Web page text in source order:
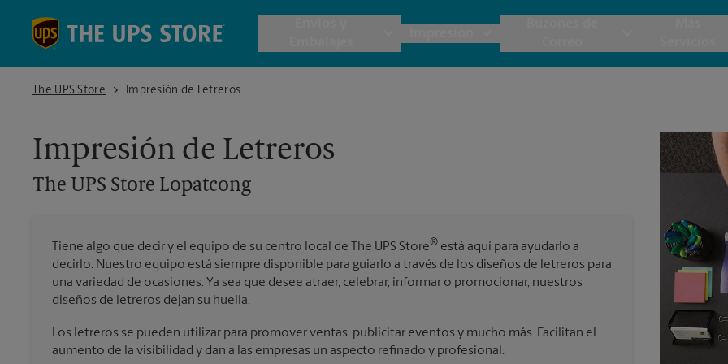
Cajas de Embalaje y Envío
Envío Internacional
Cajas y Suministros de Mudanza
Garantía de Embalaje y Envío
Todos los Servicios de Envío y Embalaje
Tarjetas Postales
Tarjetas Comerciales
Todos los Servicios de Impresión
Fotos
The UPS Store
The UPS Store LopatcongImpresión de Letreros
Impresión de Letreros
The UPS Store Lopatcong
Tiene algo que decir y el equipo de su centro local de The UPS Store® está aquí para ayudarlo a
decirlo. Nuestro equipo está siempre disponible para guiarlo a través de los diseños de letreros para
una variedad de ocasiones. Ya sea que desee atraer, celebrar, informar o promocionar, nuestros
diseños de letreros dejan su huella.
Los letreros se pueden utilizar para promover ventas, publicitar eventos y mucho más. Facilitan el
aumento de la visibilidad y dan a las empresas un aspecto refinado y profesional.